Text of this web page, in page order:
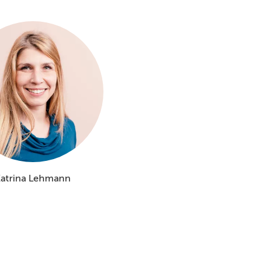
Lehmann